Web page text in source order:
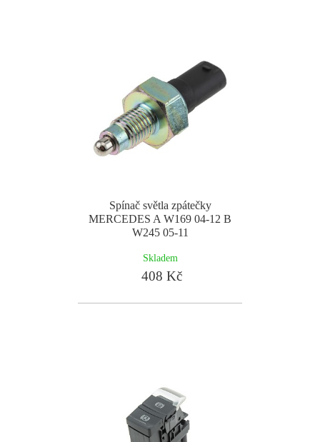
Spínač světla zpátečky
MERCEDES A W169 04-12 B
W245 05-11
Skladem
408 Kč